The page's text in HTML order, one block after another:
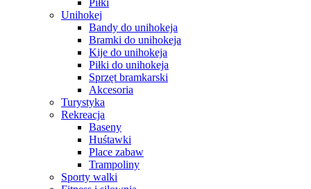
Piłki
Unihokej
Bandy do unihokeja
Bramki do unihokeja
Kije do unihokeja
Piłki do unihokeja
Sprzęt bramkarski
Akcesoria
Turystyka
Rekreacja
Baseny
Huśtawki
Place zabaw
Trampoliny
Sporty walki